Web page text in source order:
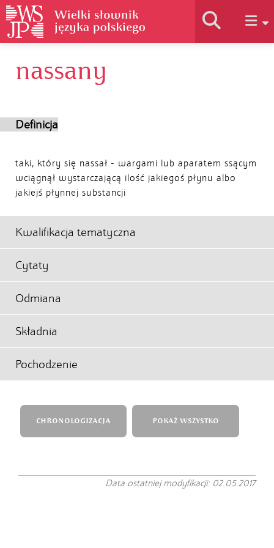
Historia słownika
Autorzy
nassany
Definicja
taki, który się nassał - wargami lub aparatem ssącym
wciągnął wystarczającą ilość jakiegoś płynu albo
jakiejś płynnej substancji
Kwalifikacja tematyczna
Cytaty
Odmiana
Składnia
Pochodzenie
CHRONOLOGIZACJA POKAŻ WSZYSTKO
Data ostatniej modyfikacji: 02.05.2017